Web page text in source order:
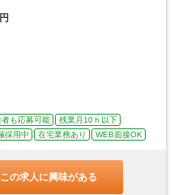
者も応募可能
残業月10ｈ以下
採用中 在宅業務あり WEB面接OK
この求人に興味がある